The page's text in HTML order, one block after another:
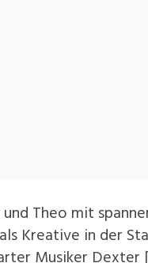
Theo mit
Kreative in der
Musiker Dexter